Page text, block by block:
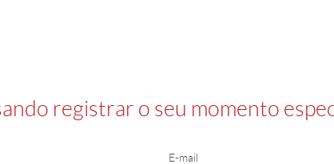
registrar o seu momento
E-mail